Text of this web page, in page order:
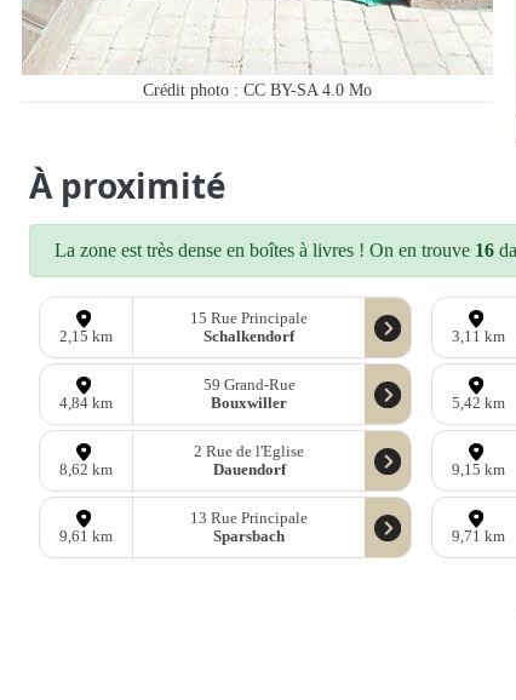
Crédit photo : CC BY-SA 4.0 Mo
À proximité
La zone est très dense en boîtes à livres ! On en trouve 16
2,15 km
15 Rue Principale
Schalkendorf
3,11 km
4,84 km
59 Grand-Rue
Bouxwiller
5,42 km
8,62 km
2 Rue de l'Eglise
Dauendorf
9,15 km
9,61 km
13 Rue Principale
Sparsbach
9,71 km